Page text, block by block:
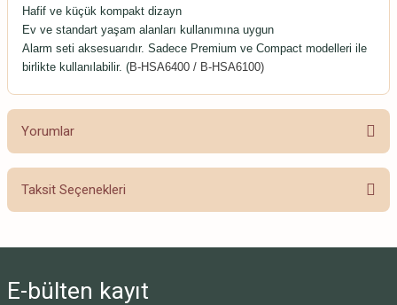
Hafif ve küçük kompakt dizayn
Ev ve standart yaşam alanları kullanımına uygun
Alarm seti aksesuarıdır. Sadece Premium ve Compact modelleri ile
birlikte kullanılabilir. (B-HSA6400 / B-HSA6100)
Yorumlar
Bu ürüne ilk yorumu siz yapın!
Taksit Seçenekleri
E-bülten kayıt